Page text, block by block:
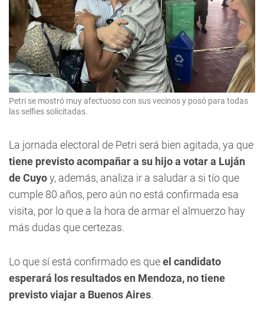
Petri se mostró muy afectuoso con sus vecinos y posó para todas
las selfies solicitadas.
La jornada electoral de Petri será bien agitada, ya que
tiene previsto acompañar a su hijo a votar a Luján
de Cuyoy, además, analiza ir a saludar a si tío que
cumple 80 años, pero aún no está confirmada esa
visita, por lo que a la hora de armar el almuerzo hay
más dudas que certezas.
Lo que sí está confirmado es queel candidato
esperará los resultados en Mendoza, no tiene
previsto viajar a Buenos Aires.